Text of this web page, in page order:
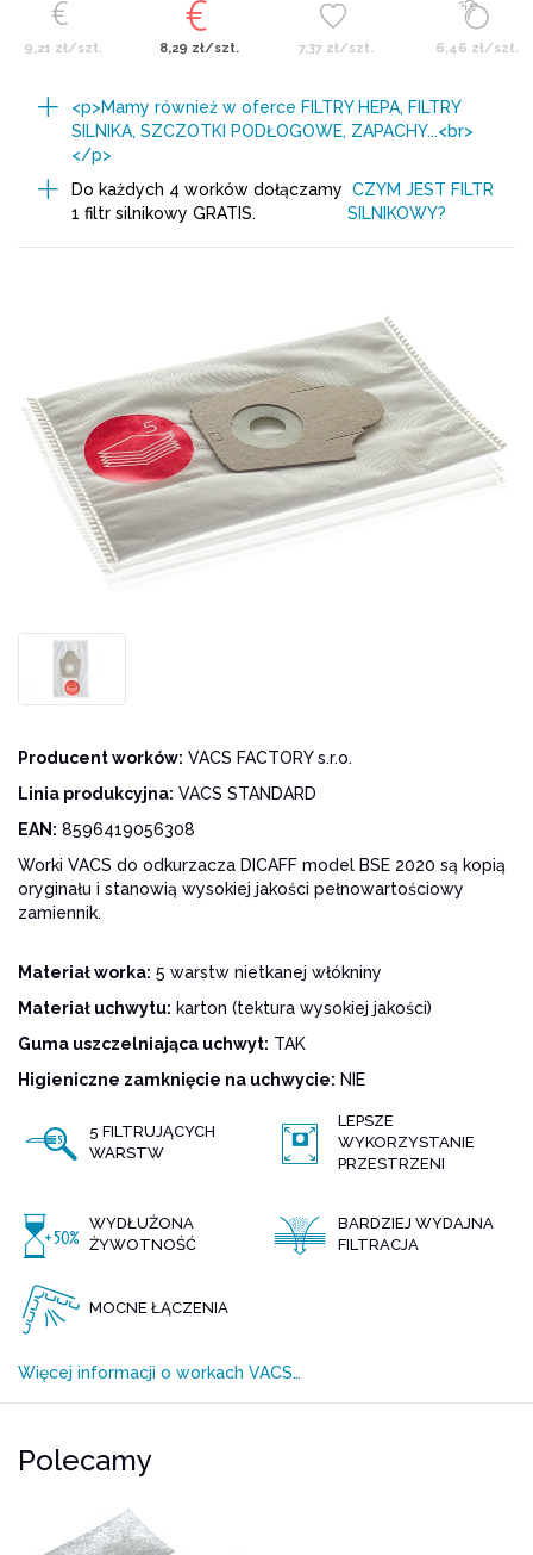
9,21 zł/szt. 8,29 zł/szt. 7,37 zł/szt. 6,46 zł/szt.
<p>Mamy również w oferce FILTRY HEPA, FILTRY
SILNIKA, SZCZOTKI PODŁOGOWE, ZAPACHY...<br>
</p>
Do każdych 4 worków dołączamy
1 filtr silnikowy GRATIS.
CZYM JEST FILTR
SILNIKOWY?
Producent worków: VACS FACTORY s.r.o.
Linia produkcyjna: VACS STANDARD
EAN: 8596419056308
Worki VACS do odkurzacza DICAFF model BSE 2020 są kopią
oryginału i stanowią wysokiej jakości pełnowartościowy
zamiennik.
Materiał worka: 5 warstw nietkanej włókniny
Materiał uchwytu: karton (tektura wysokiej jakości)
Guma uszczelniająca uchwyt: TAK
Higieniczne zamknięcie na uchwycie: NIE
5 FILTRUJĄCYCH
WARSTW
LEPSZE
WYKORZYSTANIE
PRZESTRZENI
WYDŁUŻONA
ŻYWOTNOŚĆ
BARDZIEJ WYDAJNA
FILTRACJA
MOCNE ŁĄCZENIA
Więcej informacji o workach VACS…
Polecamy